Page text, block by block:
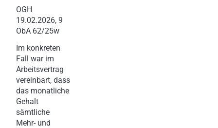
OGH
19.02.2026, 9
ObA 62/25w
Im konkreten
Fall war im
Arbeitsvertrag
vereinbart, dass
das monatliche
Gehalt
sämtliche
Mehr- und